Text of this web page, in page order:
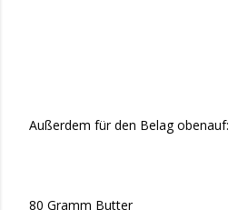
Außerdem für den Belag obenauf:
80 Gramm Butter